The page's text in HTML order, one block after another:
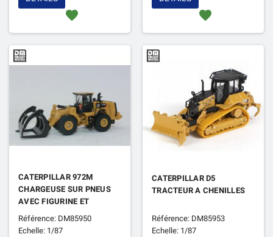
favorite favorite
CATERPILLAR 972M
CHARGEUSE SUR PNEUS
AVEC FIGURINE ET
FOURCHE
Référence: DM85950
Echelle: 1/87
CATERPILLAR D5
TRACTEUR A CHENILLES
Référence: DM85953
Echelle: 1/87